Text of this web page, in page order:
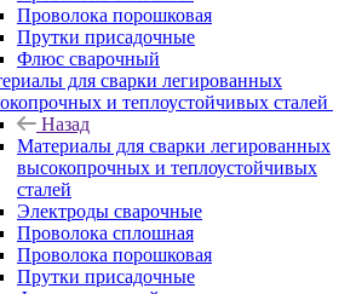
Проволока порошковая
Прутки присадочные
Флюс сварочный
для сварки легированных
и теплоустойчивых сталей
Назад
Материалы для сварки легированных
высокопрочных и теплоустойчивых
сталей
Электроды сварочные
Проволока сплошная
Проволока порошковая
Прутки присадочные